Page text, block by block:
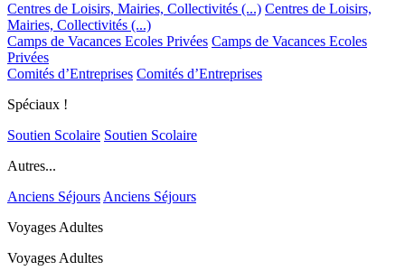
Centres de Loisirs, Mairies, Collectivités (...) Centres de Loisirs,
Mairies, Collectivités (...)
Camps de Vacances Ecoles Privées Camps de Vacances Ecoles
Privées
Comités d’Entreprises Comités d’Entreprises
Spéciaux !
Soutien Scolaire Soutien Scolaire
Autres...
Anciens SéjoursAnciens Séjours
Voyages Adultes
Voyages Adultes